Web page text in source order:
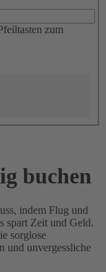
zum
buchen
indem Flug und
spart Zeit und Geld.
sorglose
und unvergessliche